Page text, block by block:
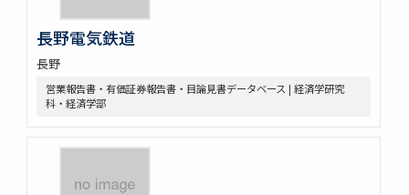
長野電気鉄道
長野
営業報告書・有価証券報告書・目論見書データベース | 経済学研究
科・経済学部